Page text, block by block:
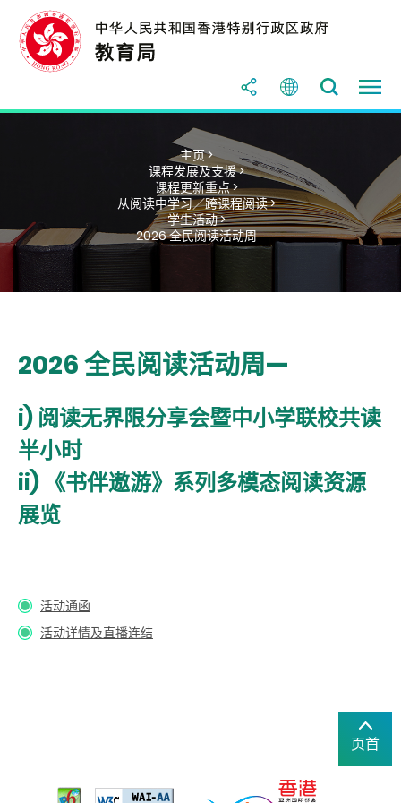
主页 >
课程发展及支援 >
课程更新重点 >
从阅读中学习／跨课程阅读 >
学生活动 >
2026 全民阅读活动周
2026 全民阅读活动周—
i) 阅读无界限分享会暨中小学联校共读
半小时
ii) 《书伴遨游》系列多模态阅读资源
展览
活动通函
活动详情及直播连结
页首